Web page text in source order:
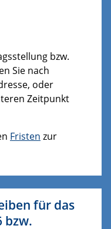
bzw.
Sie nach
oder
Zeitpunkt
Fristen zur
für das
bzw.